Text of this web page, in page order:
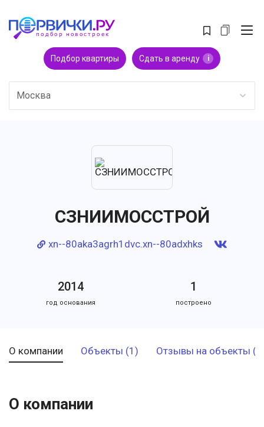
Подбор квартиры Сдать в аренду i
Москва
СЗНИИМОССТРОЙ
xn--80aka3agrh1dvc.xn--80adxhks
2014
год основания
1
построено
О компании Объекты (1) Отзывы на объекты
О компании